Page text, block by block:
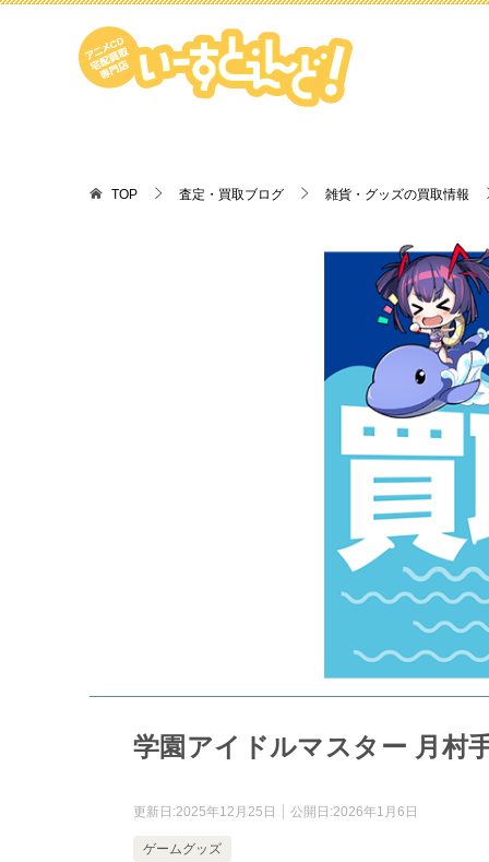
TOP 査定・買取ブログ 雑貨・グッズの買取情報
学園アイドルマスター 月村
更新日:2025年12月25日 公開日:2026年1月6日
ゲームグッズ